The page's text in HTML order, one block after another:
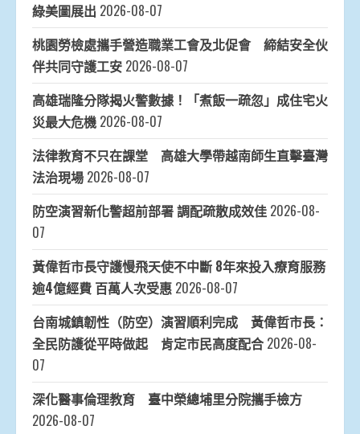
綠美圖展出 2026-08-07
桃園勞檢處攜手營造職業工會及北促會 締結安全伙
伴共同守護工安 2026-08-07
高雄瑞隆分隊揭火警數據！「煮飯一疏忽」成住宅火
災最大危機 2026-08-07
法律教育不只在課堂 高雄大學帶越南師生直擊臺灣
法治現場 2026-08-07
防空演習新化警超前部署 調配疏散成效佳 2026-08-
07
黃偉哲市長守護慢飛天使不中斷 8年來投入療育服務
逾4億經費 百萬人次受惠 2026-08-07
台南城鎮韌性（防空）演習順利完成 黃偉哲市長：
全民防護從平時做起 肯定市民高度配合 2026-08-
07
深化醫事倫理教育 臺中榮總埔里分院攜手檢方
2026-08-07